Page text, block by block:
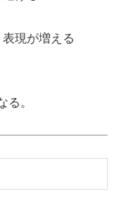
表現が増える
る。